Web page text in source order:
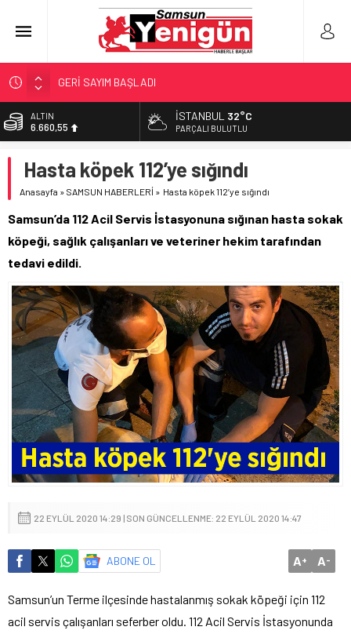
GERİ SAYIM BAŞLADI
SAMSUNSPOR’DA HEDEF 5’İNCİLİK!
‘BAFRA’YA YATIRIM YAPIN!’
YÖNETİCİ SEÇERKEN YAPILAN EN BÜYÜK HATALAR
ALTIN
6.660,55
13.779,39
DOLAR
55,1881
İSTANBUL 32°C
PARÇALI BULUTLU
Hasta köpek 112’ye sığındı
Anasayfa » SAMSUN HABERLERİ » Hasta köpek 112’ye sığındı
Samsun’da 112 Acil Servis İstasyonuna sığınan hasta sokak
köpeği, sağlık çalışanları ve veteriner hekim tarafından
tedavi edildi.
22 EYLÜL 2020 14:29 | SON GÜNCELLENME: 22 EYLÜL 2020 14:47
ABONE OL A+ A-
Samsun’un Terme ilçesinde hastalanmış sokak köpeği için 112
acil servis çalışanları seferber oldu. 112 Acil Servis İstasyonunda